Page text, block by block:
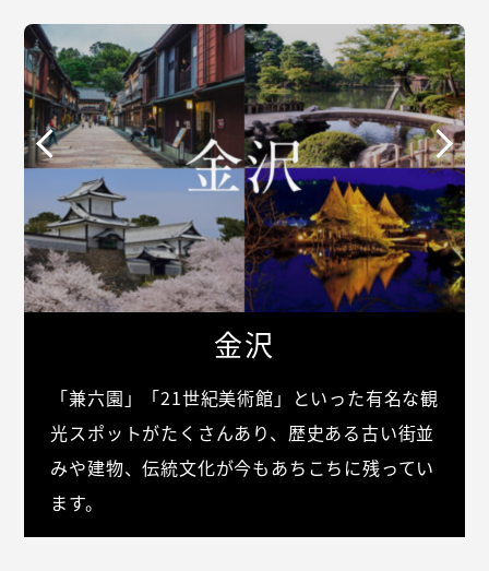
金沢
「兼六園」「21世紀美術館」といった有名な観
光スポットがたくさんあり、歴史ある古い街並
みや建物、伝統文化が今もあちこちに残ってい
ます。